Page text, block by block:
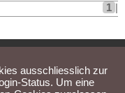
1 |
Impressum AGB
ausschliesslich zur
Status. Um eine